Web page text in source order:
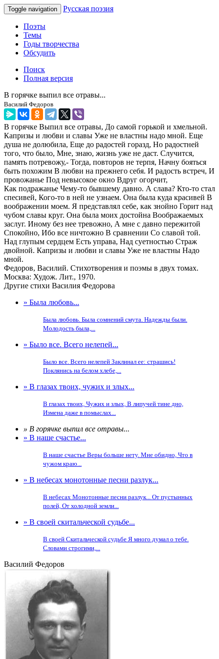
Toggle navigation Русская поэзия
Поэты
Темы
Годы творчества
Обсудить
Поиск
Полная версия
В горячке выпил все отравы...
Василий Федоров
В горячке Выпил все отравы, До самой горькой и хмельной.
Капризы и любви и славы Уже не властны надо мной. Еще
душа не долюбила, Еще до радостей горазд, Но радостней
того, что было, Мне, знаю, жизнь уже не даст. Случится,
память потревожу,- Тогда, повторов не терпя, Начну бояться
быть похожим В любви на прежнего себя. И радость встреч, И
провожанье Под невысокое окно Вдруг огорчит,
Как подражанье Чему-то бывшему давно. А слава? Кто-то стал
спесивей, Кого-то в ней не узнаем. Она была куда красивей В
воображении моем. Я представлял себе, как знойно Горит над
чубом славы круг. Она была моих достойна Воображаемых
заслуг. Иному без нее тревожно, А мне с давно пережитой
Спокойно, Ибо все ничтожно В сравнении Со славой той.
Над глупым сердцем Есть управа, Над суетностью Страж
двойной. Капризы и любви и славы Уже не властны Надо
мной.
Федоров, Василий. Стихотворения и поэмы в двух томах.
Москва: Худож. Лит., 1970.
Другие стихи Василия Федорова
» Была любовь...
Была любовь. Была сомнений смута. Надежды были.
Молодость была,...
» Было все. Всего нелепей...
Было все. Всего нелепей Заклинал ее: страшись!
Поклянись на белом хлебе,...
» В глазах твоих, чужих и злых...
В глазах твоих, Чужих и злых, В липучей тине дно,
Измена даже в помыслах...
» В горячке выпил все отравы...
» В наше счастье...
В наше счастье Веры больше нету. Мне обидно, Что в
чужом краю...
» В небесах монотонные песни разлук...
В небесах Монотонные песни разлук... От пустынных
полей, От холодной земли...
» В своей скитальческой судьбе...
В своей Скитальческой судьбе Я много думал о тебе.
Словами строгими,...
Василий Федоров